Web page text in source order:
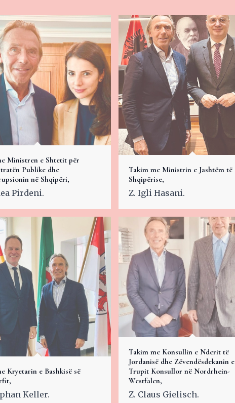
Ministren e Shtetit për
Publike dhe
në Shqipëri,
Pirdeni.
Takim me Ministrin e Jashtëm të
Shqipërise,
Z. Igli Hasani.
Kryetarin e Bashkisë së
Keller.
Takim me Konsullin e Nderit të
Jordanisë dhe Zëvendësdekanin e
Trupit Konsullor në Nordrhein-
Westfalen,
Z. Claus Gielisch.